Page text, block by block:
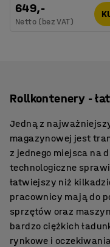
649,-
Netto (bez VAT)
Rollkontenery -
Jedną z
magazynowej jest
z jednego miejsca na
technologiczne
łatwiejszy niż
pracownicy mają do
sprzętów oraz
bardzo ciężkich
rynkowe i